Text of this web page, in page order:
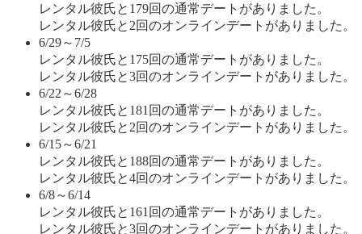
レンタル彼氏と179回の通常デートがありました。
レンタル彼氏と2回のオンラインデートがありました。
6/29～7/5
レンタル彼氏と175回の通常デートがありました。
レンタル彼氏と3回のオンラインデートがありました。
6/22～6/28
レンタル彼氏と181回の通常デートがありました。
レンタル彼氏と2回のオンラインデートがありました。
6/15～6/21
レンタル彼氏と188回の通常デートがありました。
レンタル彼氏と4回のオンラインデートがありました。
6/8～6/14
レンタル彼氏と161回の通常デートがありました。
レンタル彼氏と3回のオンラインデートがありました。